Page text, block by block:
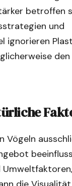
betroffen
und
ignorieren
Vögeln